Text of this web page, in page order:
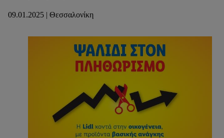
09.01.2025 | Θεσσαλονίκη